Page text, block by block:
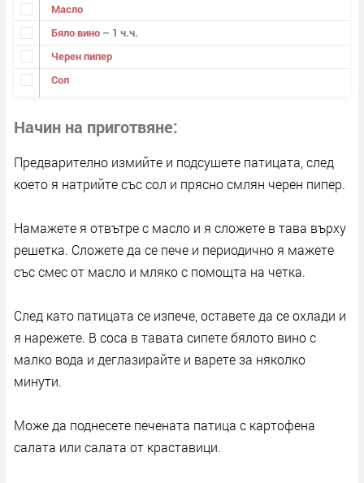
Масло
Бяло вино – 1 ч.ч.
Черен пипер
Сол
Начин на приготвяне
Предварително измийте и подсушете патицата, след
което я натрийте със сол и прясно смлян черен пипер.
Намажете я отвътре с масло и я сложете в тава върху
решетка. Сложете да се пече и периодично я мажете
със смес от масло и мляко с помощта на четка.
След като патицата се изпече, оставете да се охлади и
я нарежете. В соса в тавата сипете бялото вино с
малко вода и деглазирайте и варете за няколко
минути.
Може да поднесете печената патица с картофена
салата или салата от краставици.